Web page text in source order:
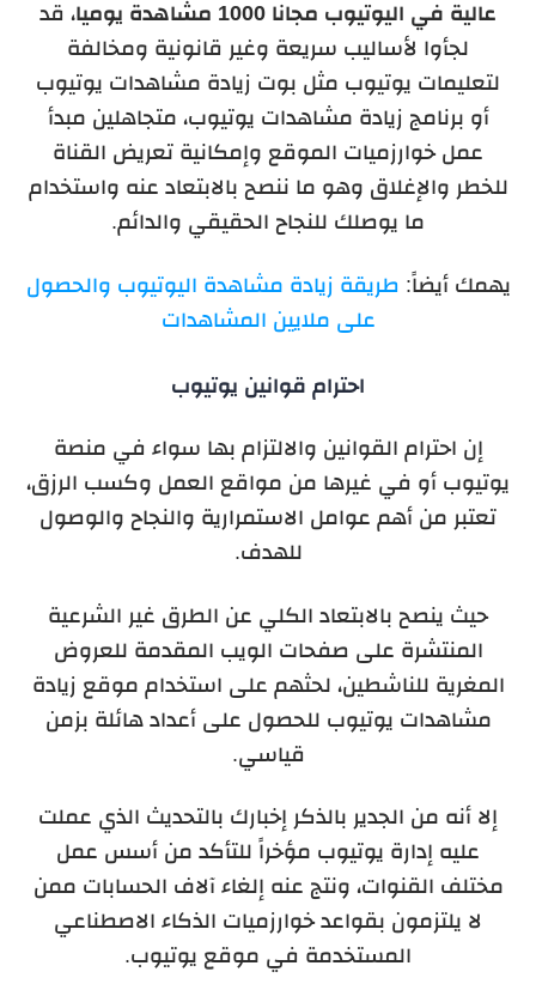
عالية في اليوتيوب مجانا 1000 مشاهدة يوميا
، قد
لجأوا لأساليب سريعة وغير قانونية ومخالفة
لتعليمات يوتيوب مثل بوت زيادة مشاهدات يوتيوب
أو برنامج زيادة مشاهدات يوتيوب، متجاهلين مبدأ
عمل خوارزميات الموقع وإمكانية تعريض القناة
للخطر والإغلاق وهو ما ننصح بالابتعاد عنه واستخدام
ما يوصلك للنجاح الحقيقي والدائم.
يهمك أيضاً: طريقة زيادة مشاهدة اليوتيوب والحصول
على ملايين المشاهدات
احترام قوانين يوتيوب
إن احترام القوانين والالتزام بها سواء في منصة
يوتيوب أو في غيرها من مواقع العمل وكسب الرزق،
تعتبر من أهم عوامل الاستمرارية والنجاح والوصول
للهدف.
حيث ينصح بالابتعاد الكلي عن الطرق غير الشرعية
المنتشرة على صفحات الويب المقدمة للعروض
المغرية للناشطين، لحثهم على استخدام موقع زيادة
مشاهدات يوتيوب للحصول على أعداد هائلة بزمن
قياسي.
إلا أنه من الجدير بالذكر إخبارك بالتحديث الذي عملت
عليه إدارة يوتيوب مؤخراً للتأكد من أسس عمل
مختلف القنوات، ونتج عنه إلغاء آلاف الحسابات ممن
لا يلتزمون بقواعد خوارزميات الذكاء الاصطناعي
المستخدمة في موقع يوتيوب.